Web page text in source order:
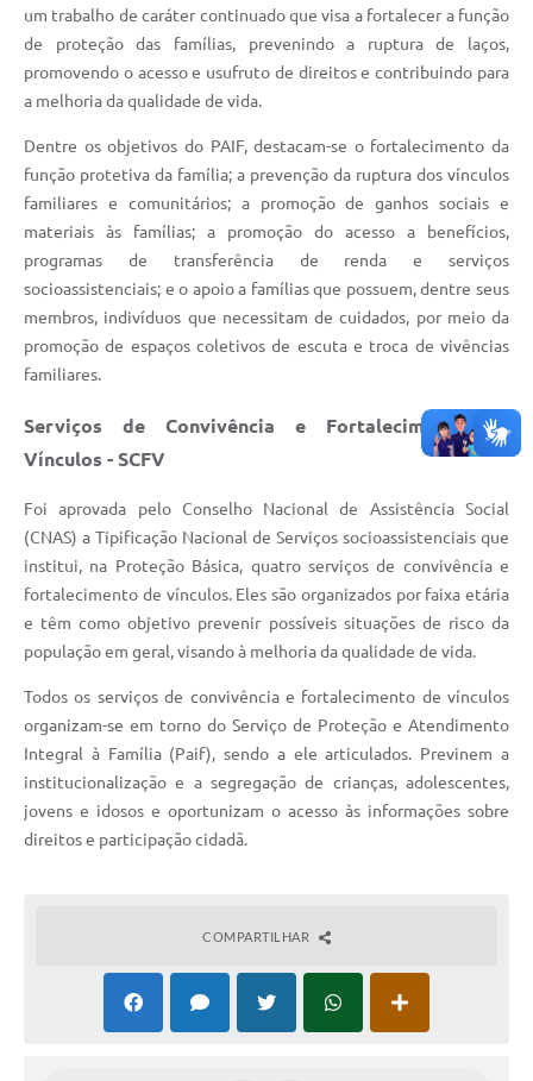
um trabalho de caráter continuado que visa a fortalecer a função
de proteção das famílias, prevenindo a ruptura de laços,
promovendo o acesso e usufruto de direitos e contribuindo para
a melhoria da qualidade de vida.
Dentre os objetivos do PAIF, destacam-se o fortalecimento da
função protetiva da família; a prevenção da ruptura dos vínculos
familiares e comunitários; a promoção de ganhos sociais e
materiais às famílias; a promoção do acesso a benefícios,
programas de transferência de renda e serviços
socioassistenciais; e o apoio a famílias que possuem, dentre seus
membros, indivíduos que necessitam de cuidados, por meio da
promoção de espaços coletivos de escuta e troca de vivências
familiares.
Serviços de Convivência e Fortalecimento de
Vínculos - SCFV
Foi aprovada pelo Conselho Nacional de Assistência Social
(CNAS) a Tipificação Nacional de Serviços socioassistenciais que
institui, na Proteção Básica, quatro serviços de convivência e
fortalecimento de vínculos. Eles são organizados por faixa etária
e têm como objetivo prevenir possíveis situações de risco da
população em geral, visando à melhoria da qualidade de vida.
Todos os serviços de convivência e fortalecimento de vínculos
organizam-se em torno do Serviço de Proteção e Atendimento
Integral à Família (Paif), sendo a ele articulados. Previnem a
institucionalização e a segregação de crianças, adolescentes,
jovens e idosos e oportunizam o acesso às informações sobre
direitos e participação cidadã.
COMPARTILHAR